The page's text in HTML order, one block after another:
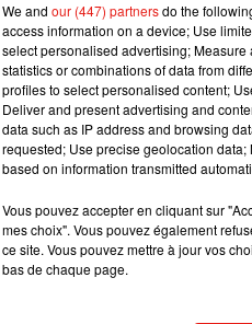
Crédit image:Twitter
Corona. Jeudi 2 avril, le
de la boisson. Une
comme non essentielles.
sociaux, le groupe
Toutefois, le groupe a tenu
industriel – et donc
dictadas por el Gobierno
We and our (447) partnersdo the
access information on a device; Use
select personalised advertising;
statistics or combinations of data from
profiles to select personalised content;
Deliver and present advertising and
data such as IP address and browsing
requested; Use precise geolocation
based on information transmitted
Vous pouvez accepter en cliquant sur
mes choix". Vous pouvez également
ce site. Vous pouvez mettre à jour vos
bas de chaque page.